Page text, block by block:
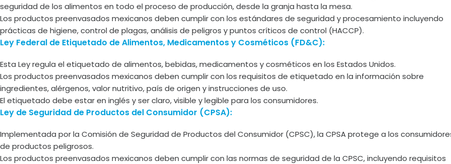
seguridad de los alimentos en todo el proceso de producción, desde la granja hasta la mesa.
Los productos preenvasados mexicanos deben cumplir con los estándares de seguridad y procesamiento incluyendo
prácticas de higiene, control de plagas, análisis de peligros y puntos críticos de control (HACCP).
Ley Federal de Etiquetado de Alimentos, Medicamentos y Cosméticos (FD&C):
Esta Ley regula el etiquetado de alimentos, bebidas, medicamentos y cosméticos en los Estados Unidos.
Los productos preenvasados mexicanos deben cumplir con los requisitos de etiquetado en la información sobre
ingredientes, alérgenos, valor nutritivo, país de origen y instrucciones de uso.
El etiquetado debe estar en inglés y ser claro, visible y legible para los consumidores.
Ley de Seguridad de Productos del Consumidor (CPSA):
Implementada por la Comisión de Seguridad de Productos del Consumidor (CPSC), la CPSA protege a los
de productos peligrosos.
Los productos preenvasados mexicanos deben cumplir con las normas de seguridad de la CPSC, incluyendo requisitos